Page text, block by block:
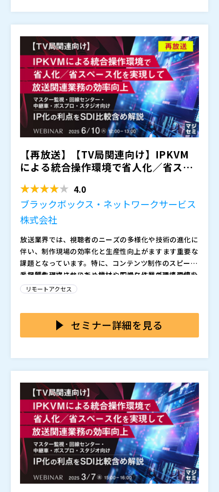
続されていない状態では、そもそも接続自体が不可能と
いう技術的な制約が大きなボトルネックとなります。さ
らに、古いシステムではリモートツールが正常に動作し
ない、あるいは外部接続に対するセキュリティ上の懸念
から、安易な遠隔操作が許容されにくいといった課題も
根強く、現場依存から脱却できない運用が続いているの
が実情です。
本セミナーでは、KVM（Keyboard, Video, Mouse）ス
イッチを活用し、OSが起動していない状態でもセキュ
アにサーバへアクセス可能なソリューションをご紹介し
ます。
IP-KVM（Keyboard, Video, Mouse over IP）は、RDP
（リモートデスクトップ）とは異なり、遠隔からキーボ
ードやビデオ信号を送信することで、コンピュータやサ
ーバーをセキュアに管理・操作する技術です。この技術
を活用することで、リモート操作時にデータファイルの
転送が不要となり、情報漏洩のリスクを大幅に低減しま
す。またBIOSレベルでの制御を可能にすることで、緊
急時でも現地へ赴くことなく障害対応を実現します。
ADDER Technology 社のKVM製品は、マルチ画面環境
への対応、高解像度ビデオのサポート、無制限の距離拡
張、柔軟なスケーラビリティ、高度な暗号化と認証技術
などの特徴を備えています。これにより、複数の拠点に
またがる複数のシステムを管理する場合でも、一つのモ
ニターとマウスだけで画面を素早く切り替えられるた
め、様々なシステムのデータに迅速かつ効率的にアクセ
スすることができます。また、機密性の高い環境では、
社内ネットワークから分離し、許可された端末からのみ
KVM経由でアクセスを制御することで、高いセキュリテ
ィを確保しながら効率的な運用を実現します。
・障害時の現場対応に課題を感じている方 ・物理サー
バやレガシーOSの保守・運用を担当している方 ・セキ
ュアな遠隔操作手段を検討しているITインフラ管理者の
Adder Technology （
株式会社ジェピコ（）
株式会社オープンソース活用研究所（
マジセミ株式会社（ ）
※共催、協賛、協力、講演企業は将来的に追加、削除さ
れる可能性があります。
【再放送】【TV局関連向け】IPKVM
による統合操作環境で省人化／省スペ
4.0
ブラックボックス・ネットワークサービス
株式会社
放送業界では、視聴者のニーズの多様化や技術の進化に
伴い、制作現場の効率化と生産性向上がますます重要な
課題となっています。特に、コンテンツ制作のスピード
と品質を両立させるためには、円滑に作業できる環境を
整備することが求められてます。限られた予算の中で人
用することが求められています。
番組制作現場において、機材やモニタリング環境の使い
勝手や効率性は、スタッフの作業負担に大きく左右しま
たり、時間を無駄にしたりすることがよくあります。こ
のような課題を解決するためには、機器操作の一元化と
ているものの、効果的に利用できていない場合や、未だ
導入できていない場合、どこから手をつけて良いのかに
苦慮している現場担当者もいます。
メージのあるSDIと比べ、IP化することによる懸念をお
持ちの方もまだまだいるかと思います。 本セミナーで
易度についても、仕組みや具体的な事例などを交え解説
をしていきます。
せていただきます
ブラックボックス・ネットワークサービス株式会社（）
株式会社オープンソース活用研究所（）
マジセミ株式会社（）
※共催、協賛、協力、講演企業は将来的に追加、削除さ
れる可能性があります。
リモートアクセス
セミナー詳細を見る